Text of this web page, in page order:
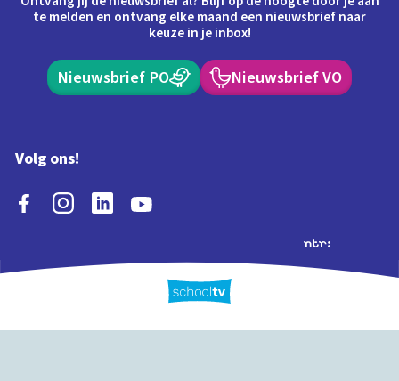
te melden en ontvang elke maand een nieuwsbrief naar
keuze in je inbox!
Nieuwsbrief PO Nieuwsbrief VO
Volg ons!